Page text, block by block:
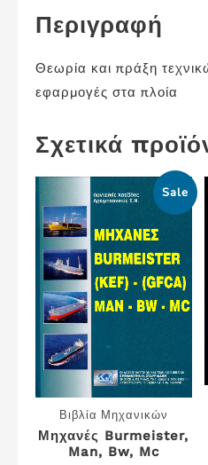
Περιγραφή
Θεωρία και πράξη
εφαρμογές στα πλοία
Σχετικά
Sale
Βιβλία Μηχανικών
Μηχανές Burmeister,
Man, Bw, Mc